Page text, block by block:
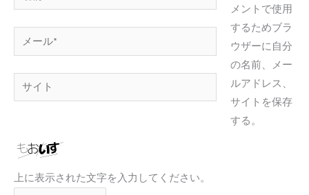
前
*
ー
ル
イ
メントで使用
するためブラ
ウザーに自分
の名前、メー
ルアドレス、
サイトを保存
する。
上に表示された文字を入力してください。